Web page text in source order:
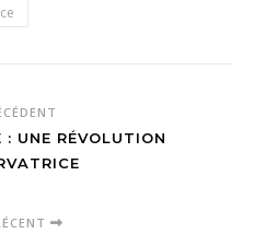
: UNE RÉVOLUTION